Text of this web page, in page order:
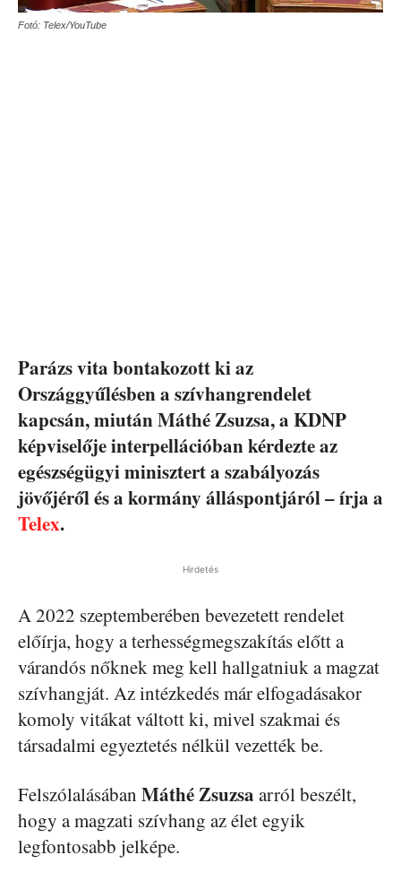
Fotó: Telex/YouTube
Parázs vita bontakozott ki az
Országgyűlésben a szívhangrendelet
kapcsán, miután Máthé Zsuzsa, a KDNP
képviselője interpellációban kérdezte az
egészségügyi minisztert a szabályozás
jövőjéről és a kormány álláspontjáról – írja a
Telex.
Hirdetés
A 2022 szeptemberében bevezetett rendelet
előírja, hogy a terhességmegszakítás előtt a
várandós nőknek meg kell hallgatniuk a magzat
szívhangját. Az intézkedés már elfogadásakor
komoly vitákat váltott ki, mivel szakmai és
társadalmi egyeztetés nélkül vezették be.
Felszólalásában Máthé Zsuzsa arról beszélt,
hogy a magzati szívhang az élet egyik
legfontosabb jelképe.